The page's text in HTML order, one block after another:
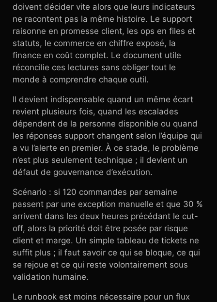
doivent décider vite alors que leurs indicateurs
ne racontent pas la même histoire. Le support
raisonne en promesse client, les ops en files et
statuts, le commerce en chiffre exposé, la
finance en coût complet. Le document utile
réconcilie ces lectures sans obliger tout le
monde à comprendre chaque outil.
Il devient indispensable quand un même écart
revient plusieurs fois, quand les escalades
dépendent de la personne disponible ou quand
les réponses support changent selon l’équipe qui
a vu l’alerte en premier. À ce stade, le problème
n’est plus seulement technique ; il devient un
défaut de gouvernance d’exécution.
Scénario : si 120 commandes par semaine
passent par une exception manuelle et que 30 %
arrivent dans les deux heures précédant le cut-
off, alors la priorité doit être posée par risque
client et marge. Un simple tableau de tickets ne
suffit plus ; il faut savoir ce qui se bloque, ce qui
se rejoue et ce qui reste volontairement sous
validation humaine.
Le runbook est moins nécessaire pour un flux